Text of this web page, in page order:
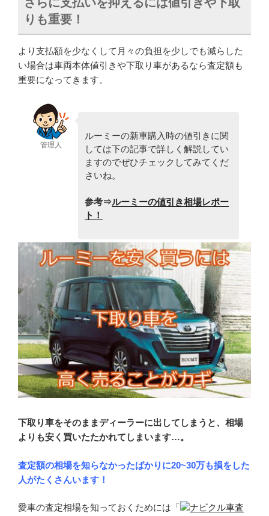
りも重要！
より支払額を少なくして月々の負担を少しでも減らした
い場合は車両本体値引きや下取り車があるなら査定額も
重要になってきます。
管理人
ルーミーの新車購入時の値引きに関
しては下の記事で詳しく解説してい
ますのでぜひチェックしてみてくだ
さいね。
参考⇒ルーミーの値引き相場レポー
ト！
下取り車をそのままディーラーに出してしまうと、相場
よりも安く買いたたかれてしまいます…。
査定額の相場を知らなかったばかりに20~30万も損をした
人がたくさんいます！
愛車の査定相場を知っておくためには「
ナビクル車査